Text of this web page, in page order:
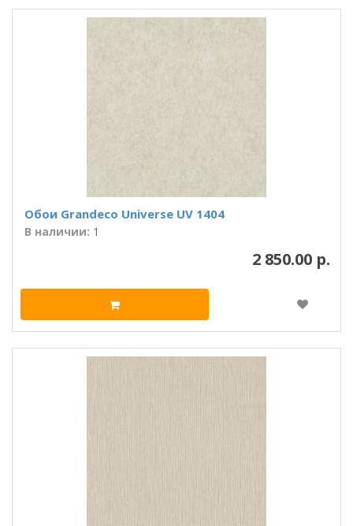
Обои Grandeco Universe UV 1404
В наличии: 1
2 850.00 р.